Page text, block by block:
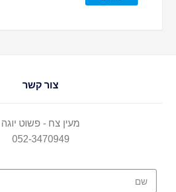
צור קשר
מעין צח - פשוט יוגה
052-3470949